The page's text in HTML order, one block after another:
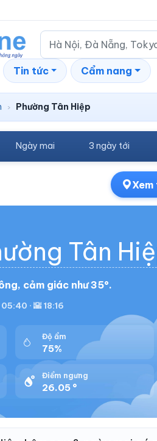
Tin tức Cẩm nang
› Phường Tân Hiệp
Ngày mai 3 ngày tới
Tân
cảm giác như 35°.
· 🌇 18:16
Độ ẩm
75%
Điểm ngưng
26.05 °